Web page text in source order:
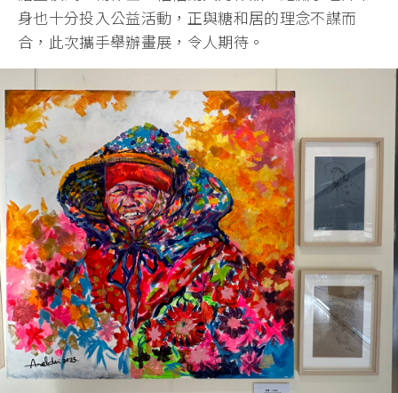
身也十分投入公益活動，正與糖和居的理念不謀而
合，此次攜手舉辦畫展，令人期待。